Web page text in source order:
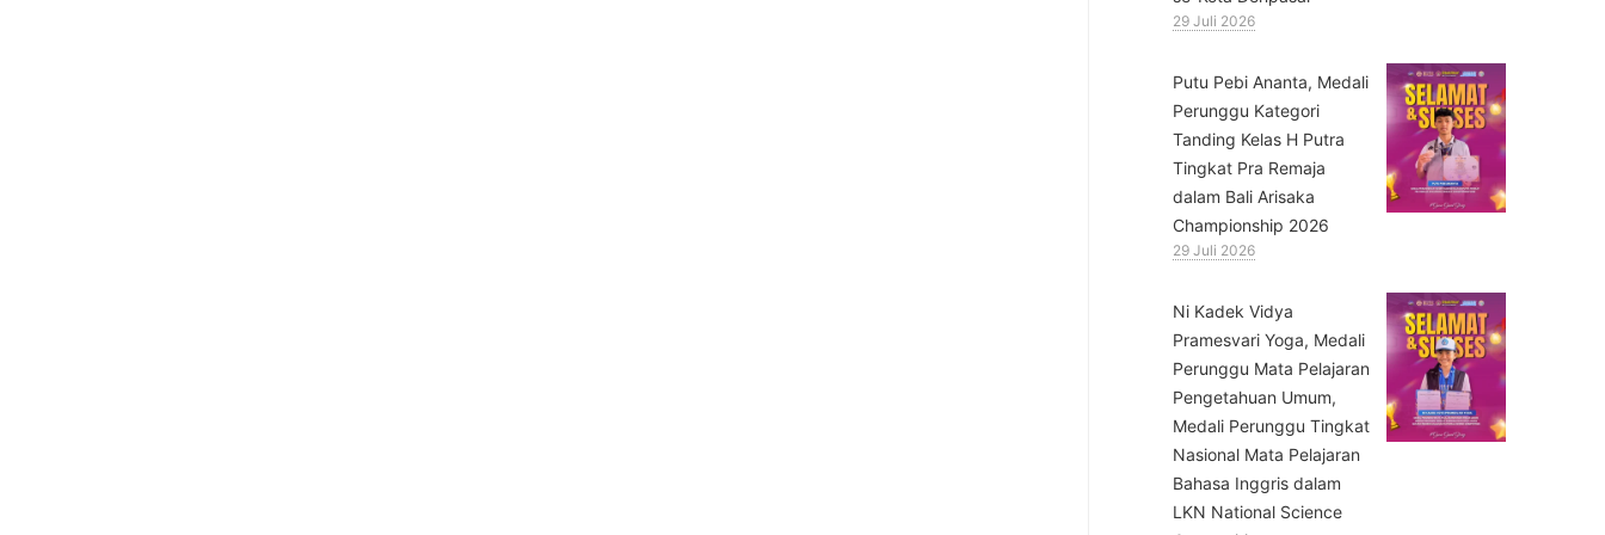
29 Juli 2026
Putu Pebi Ananta, Medali
Perunggu Kategori
Tanding Kelas H Putra
Tingkat Pra Remaja
dalam Bali Arisaka
Championship 2026
29 Juli 2026
⁠Ni Kadek Vidya
Pramesvari Yoga, Medali
Perunggu Mata Pelajaran
Pengetahuan Umum,
Medali Perunggu Tingkat
Nasional Mata Pelajaran
Bahasa Inggris dalam
LKN National Science